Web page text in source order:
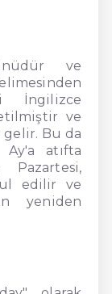
ve
İngilizce
ve
gelir. Bu da
atıfta
edilir ve
yeniden